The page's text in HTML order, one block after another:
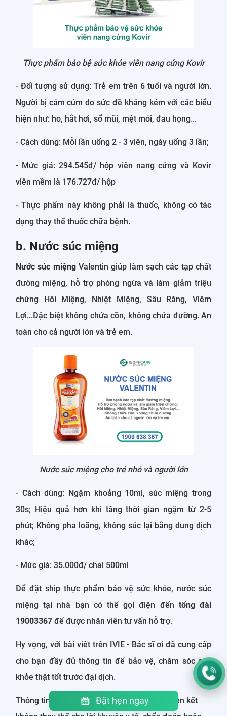
Đặt hẹn ngay
Thực phẩm bảo bệ sức khỏe viên nang cứng Kovir
- Đối tượng sử dụng: Trẻ em trên 6 tuổi và người lớn.
Người bị cảm cúm do sức đề kháng kém với các biểu
hiện như: ho, hắt hơi, sổ mũi, mệt mỏi, đau họng...
- Cách dùng: Mỗi lần uống 2 - 3 viên, ngày uống 3 lần;
- Mức giá: 294.545đ/ hộp viên nang cứng và Kovir
viên mềm là 176.727đ/ hộp
- Thực phẩm này không phải là thuốc, không có tác
dụng thay thế thuốc chữa bệnh.
b. Nước súc miệng
Nước súc miệngValentin giúp làm sạch các tạp chất
đường miệng, hỗ trợ phòng ngừa và làm giảm triệu
chứng Hôi Miệng, Nhiệt Miệng, Sâu Răng, Viêm
Lợi...Đặc biệt không chứa cồn, không chứa đường. An
toàn cho cả người lớn và trẻ em.
Nước súc miệng cho trẻ nhỏ và người lớn
- Cách dùng: Ngậm khoảng 10ml, súc miệng trong
30s; Hiệu quả hơn khi tăng thời gian ngậm từ 2-5
phút; Không pha loãng, không súc lại bằng dung dịch
khác;
- Mức giá: 35.000đ/ chai 500ml
Để đặt ship thực phẩm bảo vệ sức khỏe, nước súc
miệng tại nhà bạn có thể gọi điện đến tổng đài
19003367 để được nhân viên tư vấn hỗ trợ.
Hy vọng, với bài viết trên IVIE - Bác sĩ ơi đã cung cấp
cho bạn đầy đủ thông tin để bảo vệ, chăm sóc sức
khỏe thật tốt trước đại dịch.
Thông tin trên IVIE - Bác Sĩ Ơi và các trang liên kết